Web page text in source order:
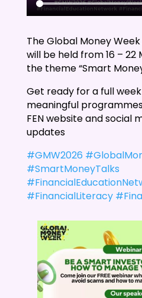
The Global Money
will be held from 16 –
the theme “Smart
Get ready for a full
meaningful
FEN website and social
updates
#GMW2026
#SmartMoneyTalks
#FinancialLiteracy